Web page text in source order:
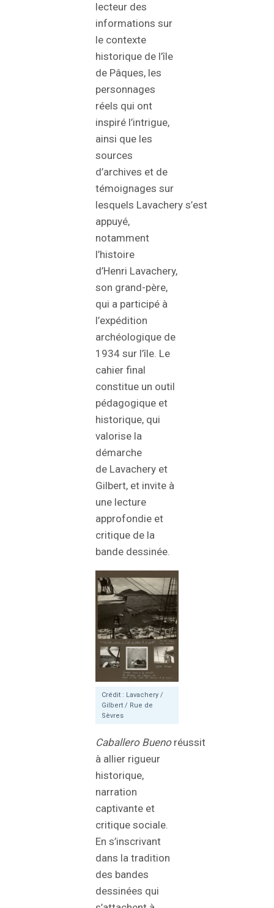
lecteur des
informations sur
le contexte
historique de l’île
de Pâques, les
personnages
réels qui ont
inspiré l’intrigue,
ainsi que les
sources
d’archives et de
témoignages sur
lesquels Lavachery s’est
appuyé,
notamment
l’histoire
d’Henri Lavachery,
son grand-père,
qui a participé à
l’expédition
archéologique de
1934 sur l’île. Le
cahier final
constitue un outil
pédagogique et
historique, qui
valorise la
démarche
de Lavachery et
Gilbert, et invite à
une lecture
approfondie et
critique de la
bande dessinée.
Crédit : Lavachery /
Gilbert / Rue de
Sèvres
Caballero Bueno réussit
à allier rigueur
historique,
narration
captivante et
critique sociale.
En s’inscrivant
dans la tradition
des bandes
dessinées qui